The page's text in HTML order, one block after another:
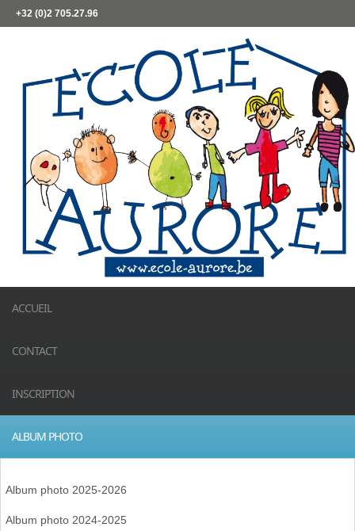
+32 (0)2 705.27.96
ACCUEIL
CONTACT
INSCRIPTION
ALBUM PHOTO
Album photo 2025-2026
Album photo 2024-2025